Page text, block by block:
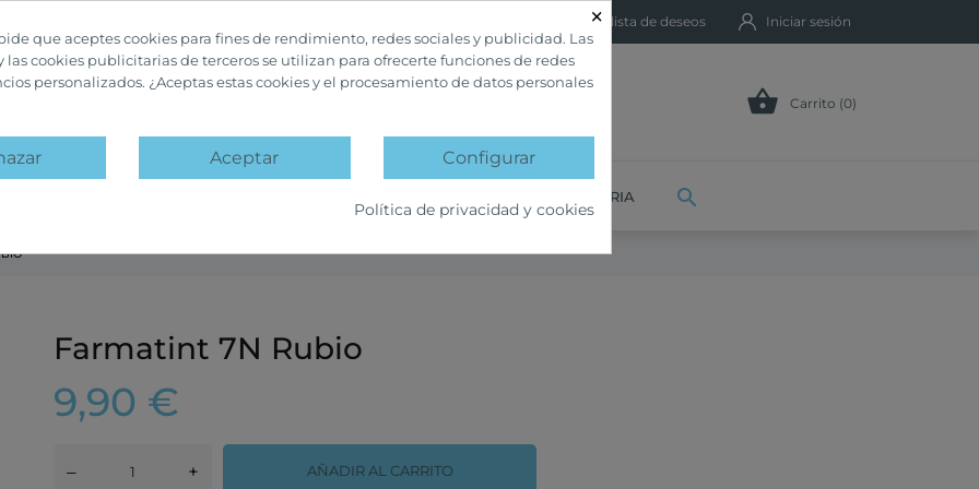
Mi lista de deseos Iniciar sesión
 Carrito (0)
VETERINARIA 
Farmatint 7N Rubio
9,90 €
– + AÑADIR AL CARRITO
×
que aceptes cookies para fines de rendimiento, redes sociales y publicidad. Las
las cookies publicitarias de terceros se utilizan para ofrecerte funciones de redes
personalizados. ¿Aceptas estas cookies y el procesamiento de datos personales
Aceptar Configurar
Política de privacidad y cookies